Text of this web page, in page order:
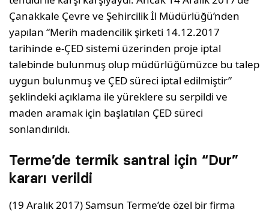
Çanakkale Çevre ve Şehircilik İl Müdürlüğü’nden
yapılan “Merih madencilik şirketi 14.12.2017
tarihinde e-ÇED sistemi üzerinden proje iptal
talebinde bulunmuş olup müdürlüğümüzce bu talep
uygun bulunmuş ve ÇED süreci iptal edilmiştir”
şeklindeki açıklama ile yüreklere su serpildi ve
maden aramak için başlatılan ÇED süreci
sonlandırıldı.
Terme’de termik santral için “Dur”
kararı verildi
(19 Aralık 2017) Samsun Terme’de özel bir firma